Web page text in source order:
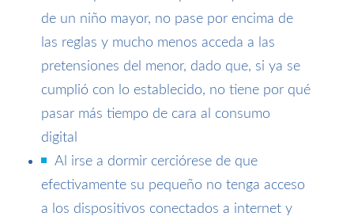
de un niño mayor, no pase por encima de
las reglas y mucho menos acceda a las
pretensiones del menor, dado que, si ya se
cumplió con lo establecido, no tiene por qué
pasar más tiempo de cara al consumo
digital
Al irse a dormir cerciórese de que
efectivamente su pequeño no tenga acceso
a los dispositivos conectados a internet y